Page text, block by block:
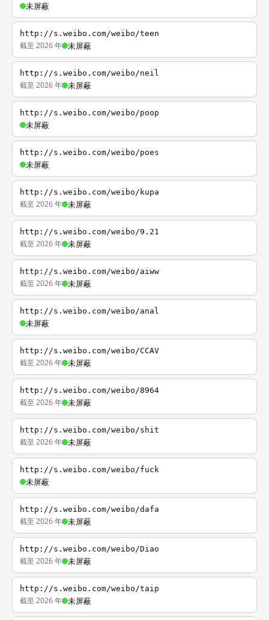
未屏蔽
http://s.weibo.com/weibo/teen
截至 2026 年 未屏蔽
http://s.weibo.com/weibo/neil
截至 2026 年 未屏蔽
http://s.weibo.com/weibo/poop
未屏蔽
http://s.weibo.com/weibo/poes
未屏蔽
http://s.weibo.com/weibo/kupa
截至 2026 年 未屏蔽
http://s.weibo.com/weibo/9.21
截至 2026 年 未屏蔽
http://s.weibo.com/weibo/aiww
截至 2026 年 未屏蔽
http://s.weibo.com/weibo/anal
未屏蔽
http://s.weibo.com/weibo/CCAV
截至 2026 年 未屏蔽
http://s.weibo.com/weibo/8964
截至 2026 年 未屏蔽
http://s.weibo.com/weibo/shit
截至 2026 年 未屏蔽
http://s.weibo.com/weibo/fuck
未屏蔽
http://s.weibo.com/weibo/dafa
截至 2026 年 未屏蔽
http://s.weibo.com/weibo/Diao
截至 2026 年 未屏蔽
http://s.weibo.com/weibo/taip
截至 2026 年 未屏蔽